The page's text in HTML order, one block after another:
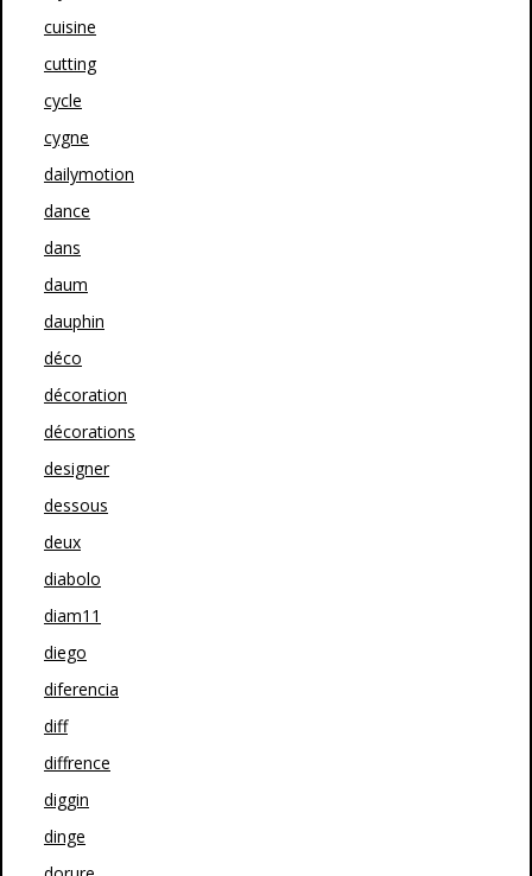
cuisine
cutting
cycle
cygne
dailymotion
dance
dans
daum
dauphin
déco
décoration
décorations
designer
dessous
deux
diabolo
diam11
diego
diferencia
diff
diffrence
diggin
dinge